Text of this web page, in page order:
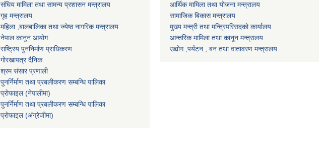
संघिय मामिला तथा सामन्य प्रशासन मन्त्रालय
गृह मन्त्रालय
महिला ,बालबालिका तथा ज्येष्ठ नागरिक मन्त्रालय
नेपाल कानुन आयोग
राष्ट्रिय पुननिर्माण प्राधिकरण
गोरखापत्र दैनिक
श्रम संसार प्रणाली
पुनर्निर्माण तथा प्रबलीकरण सम्बन्धि पालिका
प्राेफाइल (नेपालीमा)
पुनर्निर्माण तथा प्रबलीकरण सम्बन्धि पालिका
प्राेफाइल(अंग्रेजीमा)
आर्थिक मामिला तथा योजना मन्त्रालय
सामाजिक बिकास मन्त्रालय
मुख्य मन्त्री तथा मन्त्रिपरिसदको कार्यालय
आन्तरिक मामिला तथा कानून मन्त्रालय
उद्योग ,पर्यटन , बन तथा वातावरण मन्त्रालय